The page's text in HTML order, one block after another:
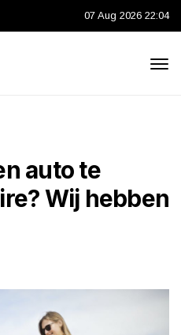
07 Aug 2026 22:04
auto te
Wij hebben